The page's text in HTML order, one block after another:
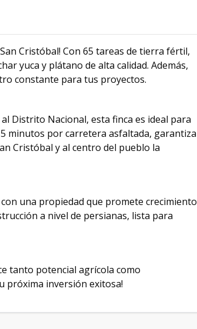
Cristóbal! Con 65 tareas de tierra fértil,
yuca y plátano de alta calidad. Además,
constante para tus proyectos.
Distrito Nacional, esta finca es ideal para
minutos por carretera asfaltada, garantiza
Cristóbal y al centro del pueblo la
una propiedad que promete crecimiento
a nivel de persianas, lista para
tanto potencial agrícola como
próxima inversión exitosa!